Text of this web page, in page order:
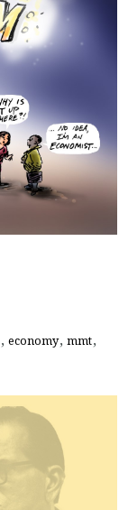
, economy, mmt,